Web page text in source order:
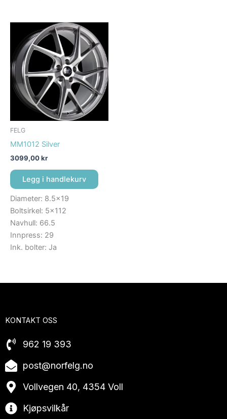
FELG
MM1012 Silver
3099,00kr
Legg i handlekurv
Diameter: 8.5×19
Boltsirkel: 5×112
Navhull: 66.5
Innpress: 29
Ink. bolter: Ja
KONTAKT OSS
962 19 393
post@norfelg.no
Vollvegen 40, 4354 Voll
Kjøpsvilkår